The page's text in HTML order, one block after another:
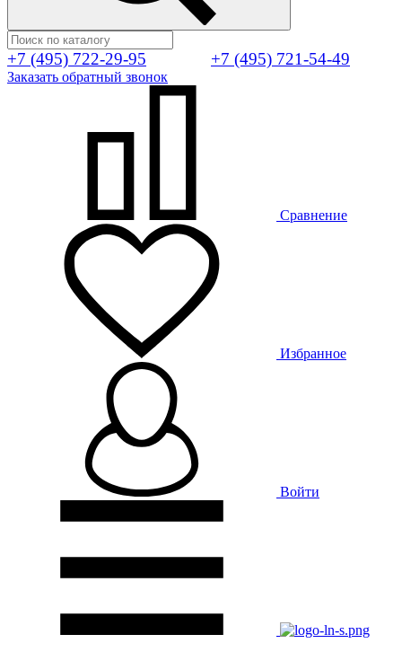
+7 (495) 722-29-95 +7 (495) 721-54-49
Заказать обратный звонок
Сравнение
Избранное
Войти